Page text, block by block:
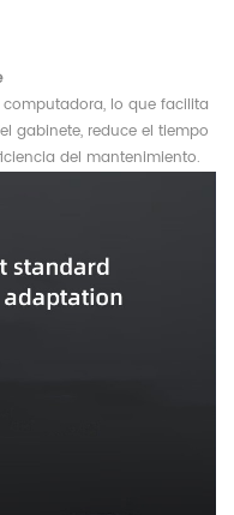
lo que facilita
gabinete, reduce el tiempo
del mantenimiento.